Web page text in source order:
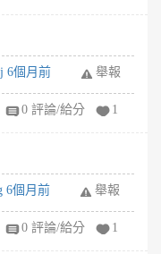
6個月前 舉報
0 評論/給分 1
6個月前 舉報
0 評論/給分 1